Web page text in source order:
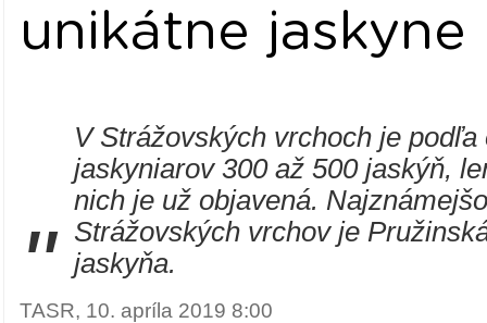
unikátne jaskyne
"
V Strážovských vrchoch je podľa
jaskyniarov 300 až 500 jaskýň,
nich je už objavená.
Strážovských vrchov je
jaskyňa.
TASR, 10. apríla 2019 8:00